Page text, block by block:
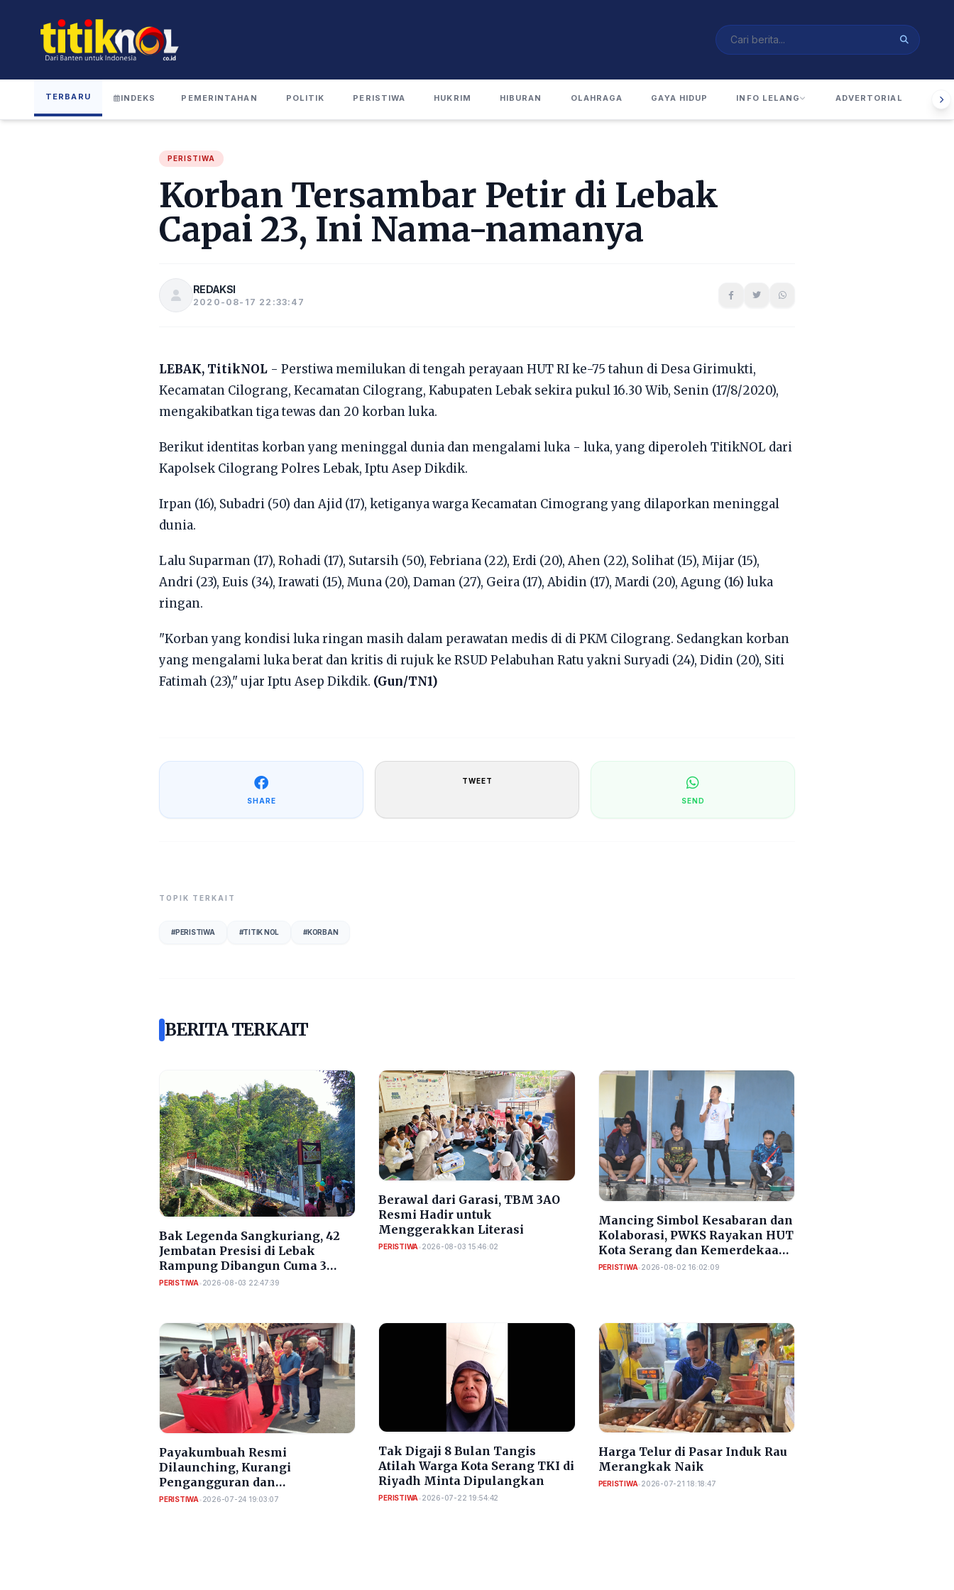
TERBARU INDEKS PEMERINTAHAN POLITIK PERISTIWA HUKRIM HIBURAN OLAHRAGA GAYA HIDUP INFO LELANG ADVERTORIAL
PERISTIWA
Korban Tersambar Petir di Lebak
Capai 23, Ini Nama-namanya
REDAKSI
2020-08-17 22:33:47
LEBAK, TitikNOL - Perstiwa memilukan di tengah perayaan HUT RI ke-75 tahun di Desa Girimukti,
Kecamatan Cilograng, Kecamatan Cilograng, Kabupaten Lebak sekira pukul 16.30 Wib, Senin (17/8/2020),
mengakibatkan tiga tewas dan 20 korban luka.
Berikut identitas korban yang meninggal dunia dan mengalami luka - luka, yang diperoleh TitikNOL dari
Kapolsek Cilograng Polres Lebak, Iptu Asep Dikdik.
Irpan (16), Subadri (50) dan Ajid (17), ketiganya warga Kecamatan Cimograng yang dilaporkan meninggal
dunia.
Lalu Suparman (17), Rohadi (17), Sutarsih (50), Febriana (22), Erdi (20), Ahen (22), Solihat (15), Mijar (15),
Andri (23), Euis (34), Irawati (15), Muna (20), Daman (27), Geira (17), Abidin (17), Mardi (20), Agung (16) luka
ringan.
"Korban yang kondisi luka ringan masih dalam perawatan medis di di PKM Cilograng. Sedangkan korban
yang mengalami luka berat dan kritis di rujuk ke RSUD Pelabuhan Ratu yakni Suryadi (24), Didin (20), Siti
Fatimah (23)," ujar Iptu Asep Dikdik. (Gun/TN1)
SHARE
TWEET
SEND
TOPIK TERKAIT
#PERISTIWA #TITIK NOL #KORBAN
BERITA TERKAIT
Bak Legenda Sangkuriang, 42
Jembatan Presisi di Lebak
Rampung Dibangun Cuma 3
Bulan
PERISTIWA•2026-08-03 22:47:39
Berawal dari Garasi, TBM 3AO
Resmi Hadir untuk
Menggerakkan Literasi
PERISTIWA•2026-08-03 15:46:02
Mancing Simbol Kesabaran dan
Kolaborasi, PWKS Rayakan HUT
Kota Serang dan Kemerdekaan
RI
PERISTIWA•2026-08-02 16:02:09
Payakumbuah Resmi
Dilaunching, Kurangi
Pengangguran dan
Meningkatkan PAD Kota
PERISTIWA•2026-07-24 19:03:07
​Tak Digaji 8 Bulan Tangis
Atilah Warga Kota Serang TKI di
Riyadh Minta Dipulangkan
PERISTIWA•2026-07-22 19:54:42
Harga Telur di Pasar Induk Rau
Merangkak Naik
PERISTIWA•2026-07-21 18:18:47